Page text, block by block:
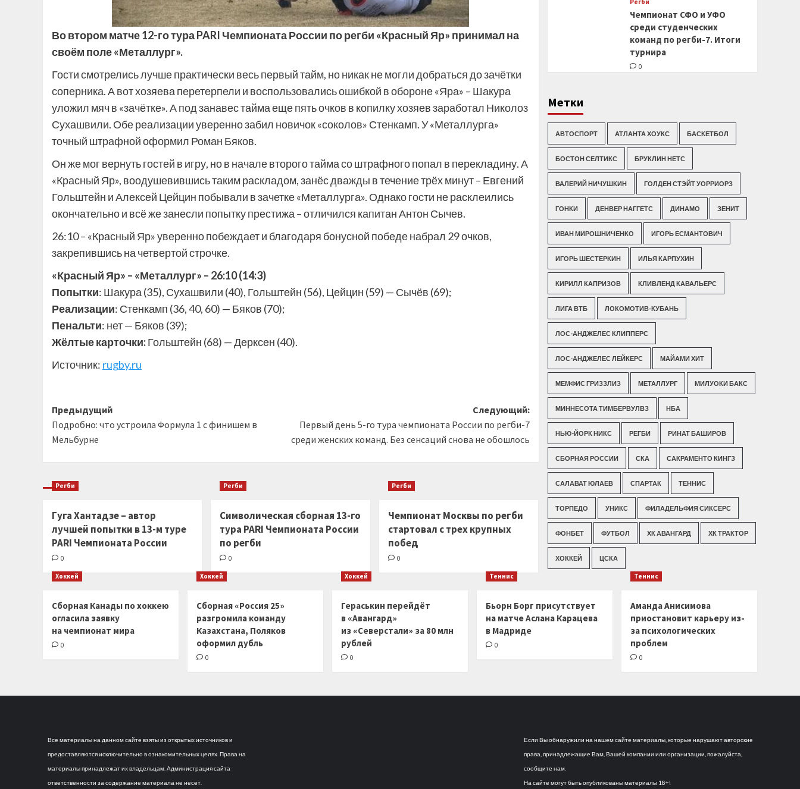
Во втором матче 12-го тура PARI Чемпионата России по регби «Красный Яр» принимал на
своём поле «Металлург».
Гости смотрелись лучше практически весь первый тайм, но никак не могли добраться до зачётки
соперника. А вот хозяева перетерпели и воспользовались ошибкой в обороне «Яра» – Шакура
уложил мяч в «зачётке». А под занавес тайма еще пять очков в копилку хозяев заработал Николоз
Сухашвили. Обе реализации уверенно забил новичок «соколов» Стенкамп. У «Металлурга»
точный штрафной оформил Роман Бяков.
Он же мог вернуть гостей в игру, но в начале второго тайма со штрафного попал в перекладину. А
«Красный Яр», воодушевившись таким раскладом, занёс дважды в течение трёх минут – Евгений
Гольштейн и Алексей Цейцин побывали в зачетке «Металлурга». Однако гости не расклеились
окончательно и всё же занесли попытку престижа – отличился капитан Антон Сычев.
26:10 – «Красный Яр» уверенно побеждает и благодаря бонусной победе набрал 29 очков,
закрепившись на четвертой строчке.
«Красный Яр» – «Металлург» – 26:10 (14:3)
Попытки: Шакура (35), Сухашвили (40), Гольштейн (56), Цейцин (59) — Сычёв (69);
Реализации: Стенкамп (36, 40, 60) — Бяков (70);
Пенальти: нет — Бяков (39);
Жёлтые карточки:Гольштейн (68) — Дерксен (40).
Источник: rugby.ru
Навигация
записи
Предыдущий
Подробно: что устроила Формула 1 с финишем в
Мельбурне
Следующий:
Первый день 5-го тура чемпионата России по регби-7
среди женских команд. Без сенсаций снова не обошлось
Регби
Гуга Хантадзе – автор
лучшей попытки в 13-м туре
PARI Чемпионата России
0
Регби
Символическая сборная 13-го
тура PARI Чемпионата России
по регби
0
Регби
Чемпионат Москвы по регби
стартовал с трех крупных
побед
0
Регби
Чемпионат СФО и УФО
среди студенческих
команд по регби-7. Итоги
турнира
0
Метки
АВТОСПОРТ АТЛАНТА ХОУКС БАСКЕТБОЛ
БОСТОН СЕЛТИКС БРУКЛИН НЕТС
ВАЛЕРИЙ НИЧУШКИН ГОЛДЕН СТЭЙТ УОРРИОРЗ
ГОНКИ ДЕНВЕР НАГГЕТС ДИНАМО ЗЕНИТ
ИВАН МИРОШНИЧЕНКО ИГОРЬ ЕСМАНТОВИЧ
ИГОРЬ ШЕСТЕРКИН ИЛЬЯ КАРПУХИН
КИРИЛЛ КАПРИЗОВ КЛИВЛЕНД КАВАЛЬЕРС
ЛИГА ВТБ ЛОКОМОТИВ-КУБАНЬ
ЛОС-АНДЖЕЛЕС КЛИППЕРС
ЛОС-АНДЖЕЛЕС ЛЕЙКЕРС МАЙАМИ ХИТ
МЕМФИС ГРИЗЗЛИЗ МЕТАЛЛУРГ МИЛУОКИ БАКС
МИННЕСОТА ТИМБЕРВУЛВЗ НБА
НЬЮ-ЙОРК НИКС РЕГБИ РИНАТ БАШИРОВ
СБОРНАЯ РОССИИ СКА САКРАМЕНТО КИНГЗ
САЛАВАТ ЮЛАЕВ СПАРТАК ТЕННИС
ТОРПЕДО УНИКС ФИЛАДЕЛЬФИЯ СИКСЕРС
ФОНБЕТ ФУТБОЛ ХК АВАНГАРД ХК ТРАКТОР
ХОККЕЙ ЦСКА
Хоккей
Сборная Канады по хоккею
огласила заявку
на чемпионат мира
0
Хоккей
Сборная «Россия 25»
разгромила команду
Казахстана, Поляков
оформил дубль
0
Хоккей
Гераськин перейдёт
в «Авангард»
из «Северстали» за 80 млн
рублей
0
Теннис
Бьорн Борг присутствует
на матче Аслана Карацева
в Мадриде
0
Теннис
Аманда Анисимова
приостановит карьеру из-
за психологических
проблем
0
Все материалы на данном сайте взяты из открытых источников и
предоставляются исключительно в ознакомительных целях. Права на
материалы принадлежат их владельцам. Администрация сайта
ответственности за содержание материала не несет.
Если Вы обнаружили на нашем сайте материалы, которые нарушают авторские
права, принадлежащие Вам, Вашей компании или организации, пожалуйста,
сообщите нам.
На сайте могут быть опубликованы материалы 18+!